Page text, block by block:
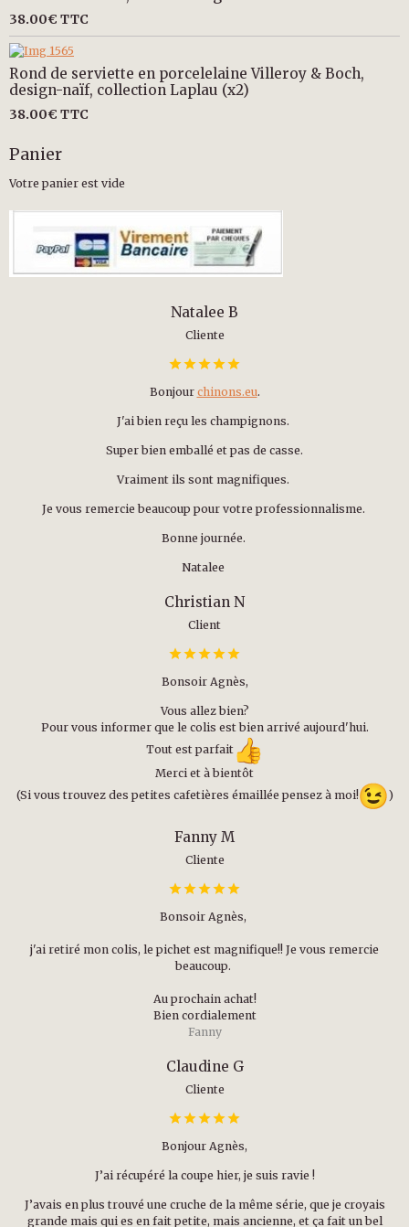
38.00€ TTC
Rond de serviette en porcelelaine Villeroy & Boch,
design-naïf, collection Laplau (x2)
38.00€ TTC
Panier
Votre panier est vide
Natalee B
Cliente
Bonjour chinons.eu.
J'ai bien reçu les champignons.
Super bien emballé et pas de casse.
Vraiment ils sont magnifiques.
Je vous remercie beaucoup pour votre professionnalisme.
Bonne journée.
Natalee
Christian N
Client
Bonsoir Agnès,
Vous allez bien?
Pour vous informer que le colis est bien arrivé aujourd'hui.
Tout est parfait
Merci et à bientôt
(Si vous trouvez des petites cafetières émaillée pensez à moi!
)
Fanny M
Cliente
Bonsoir Agnès,
j'ai retiré mon colis, le pichet est magnifique!! Je vous remercie
beaucoup.
Au prochain achat!
Bien cordialement
Fanny
Claudine G
Cliente
Bonjour Agnès,
J’ai récupéré la coupe hier, je suis ravie !
J’avais en plus trouvé une cruche de la même série, que je croyais
grande mais qui es en fait petite, mais ancienne, et ça fait un bel